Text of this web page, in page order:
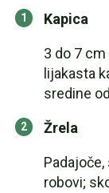
Kapica
3 do 7
lijakasta
sredine
Žrela
robovi;